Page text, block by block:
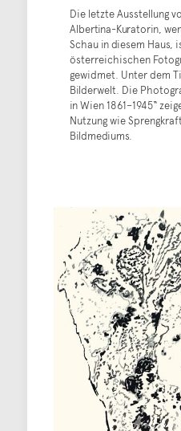
Die letzte Ausstellung
Albertina-Kuratorin,
Schau in diesem
österreichischen
gewidmet. Unter dem
Bilderwelt. Die
in Wien 1861–1945“
Nutzung wie
Bildmediums.